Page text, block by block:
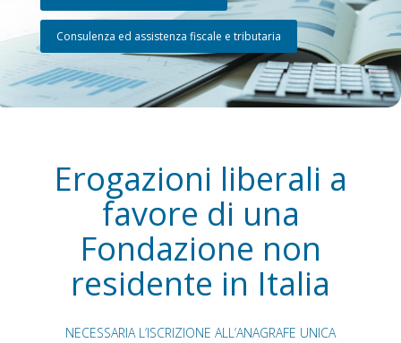
Consulenza ed assistenza fiscale e tributaria
Erogazioni liberali a
favore di una
Fondazione non
residente in Italia
NECESSARIA L’ISCRIZIONE ALL’ANAGRAFE UNICA